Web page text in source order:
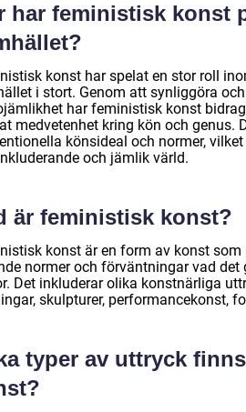
har feministisk konst
konst har spelat en stor roll
i stort. Genom att synliggöra
har feministisk konst
medvetenhet kring kön och genus.
könsideal och normer,
och jämlik värld.
är feministisk konst?
konst är en form av konst
normer och förväntningar vad det
Det inkluderar olika konstnärliga
skulpturer, performancekonst,
typer av uttryck